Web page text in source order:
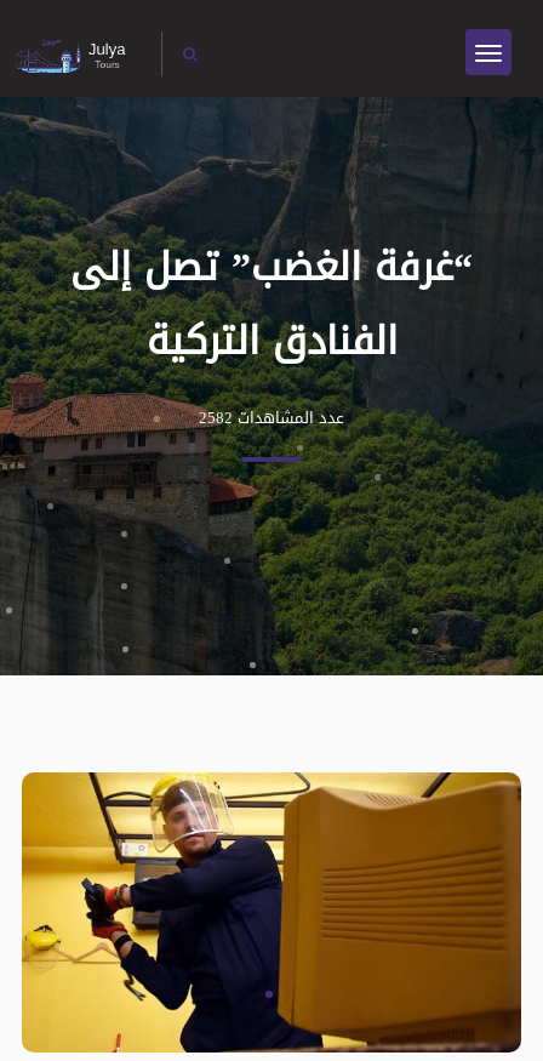
“غرفة الغضب” تصل إلى
الفنادق التركية
عدد المشاهدات 2582